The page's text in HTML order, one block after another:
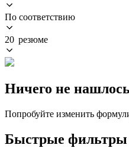
По соответствию
20 резюме
Ничего не нашлось
Попробуйте изменить
Быстрые фильтры